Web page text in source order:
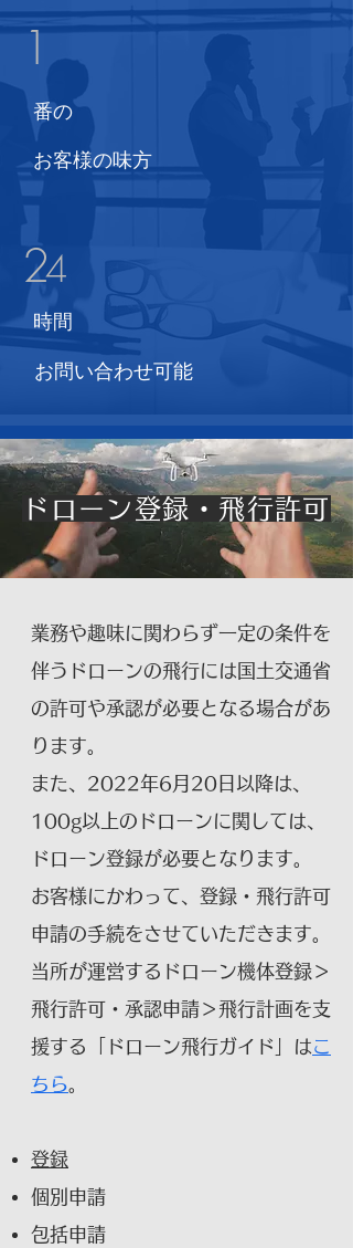
1
​番の
お客様の味方
24
時間
お問い合わせ可能
ドローン登録・飛行許可
業務や趣味に関わらず一定の条件を
伴うドローンの飛行には国土交通省
の許可や承認が必要となる場合があ
ります。
また、2022年6月20日以降は、
100g以上のドローンに関しては、
ドローン登録が必要となります。
お客様にかわって、登録・飛行許可
申請の手続をさせていただきます。
当所が運営するドローン機体登録＞
飛行許可・承認申請＞飛行計画を支
援する「ドローン飛行ガイド」はこ
ちら。
登録
個別申請
包括申請